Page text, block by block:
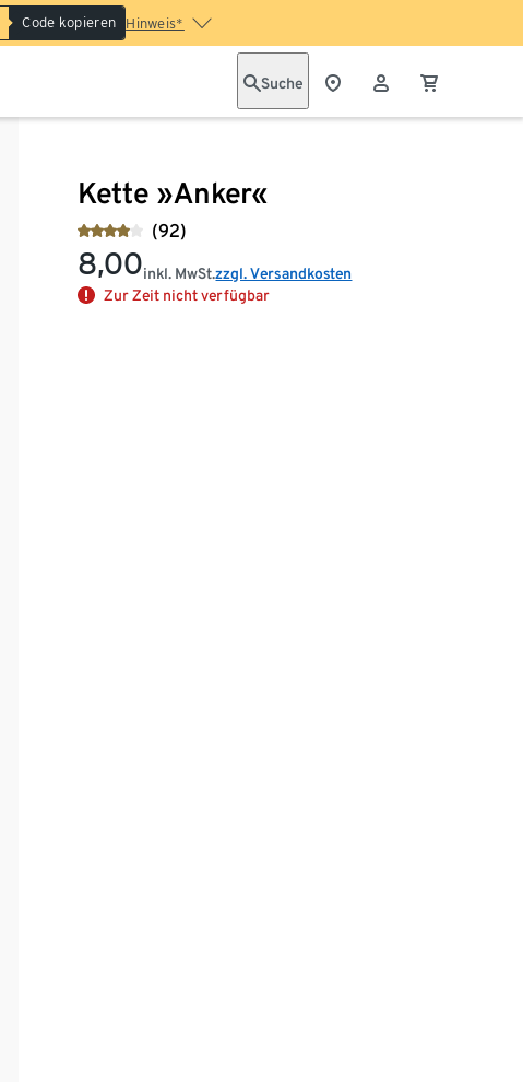
Code kopieren Hinweis*
Suche
Kette »Anker«
(92)
8,00inkl. MwSt.zzgl. Versandkosten
Zur Zeit nicht verfügbar